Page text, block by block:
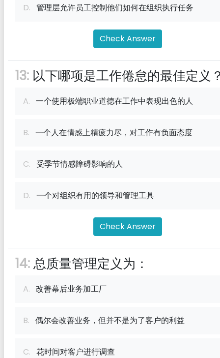
D. 管理层允许员工控制他们如何在组织执行任务
Check Answer
13: 以下哪项是工作倦怠的最佳定义
A. 一个使用极端职业道德在工作中表现出色的人
B. 一个人在情感上精疲力尽，对工作有负面态度
C. 受季节情感障碍影响的人
D. 一个对组织有用的领导和管理工具
Check Answer
14:总质量管理定义为：
A. 改善幕后业务加工厂
B. 偶尔会改善业务，但并不是为了客户的利益
C. 花时间对客户进行调查